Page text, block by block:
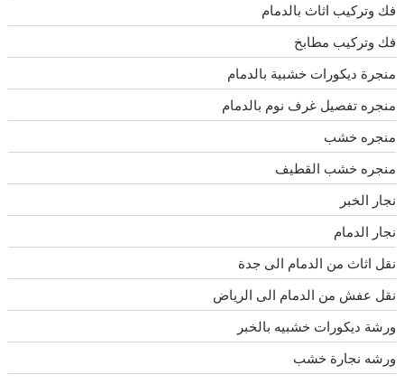
فك وتركيب اثاث بالدمام
فك وتركيب مطابخ
منجرة ديكورات خشبية بالدمام
منجره تفصيل غرف نوم بالدمام
منجره خشب
منجره خشب القطيف
نجار الخبر
نجار الدمام
نقل اثاث من الدمام الى جدة
نقل عفش من الدمام الى الرياض
ورشة ديكورات خشبيه بالخبر
ورشه نجارة خشب